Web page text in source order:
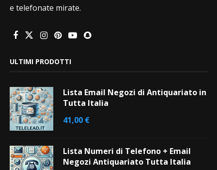
e telefonate mirate.
ULTIMI PRODOTTI
Lista Email Negozi di Antiquariato in
Tutta Italia
41,00 €
Lista Numeri di Telefono + Email
Negozi Antiquariato Tutta Italia